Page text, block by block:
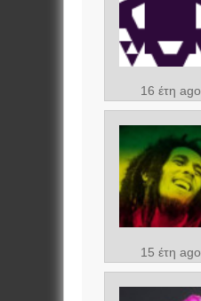
16 έτη ago
15 έτη ago